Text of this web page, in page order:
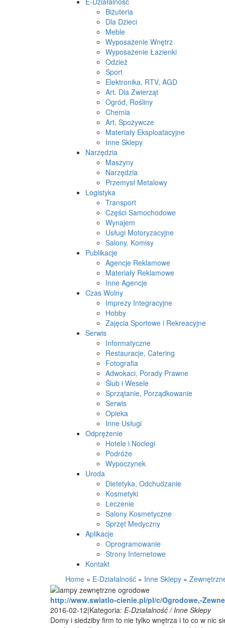
Biżuteria
Dla Dzieci
Meble
Wyposażenie Wnętrz
Wyposażenie Łazienki
Odzież
Sport
Elektronika, RTV, AGD
Art. Dla Zwierząt
Ogród, Rośliny
Chemia
Art. Spożywcze
Materiały Eksploatacyjne
Inne Sklepy
Narzędzia
Maszyny
Narzędzia
Przemysł Metalowy
Logistyka
Transport
Części Samochodowe
Wynajem
Usługi Motoryzacyjne
Salony, Komisy
Publikacje
Agencje Reklamowe
Materiały Reklamowe
Inne Agencje
Czas Wolny
Imprezy Integracyjne
Hobby
Zajęcia Sportowe i Rekreacyjne
Serwis
Informatyczne
Restauracje, Catering
Fotografia
Adwokaci, Porady Prawne
Ślub i Wesele
Sprzątanie, Porządkowanie
Serwis
Opieka
Inne Usługi
Odprężenie
Hotele i Noclegi
Podróże
Wypoczynek
Uroda
Dietetyka, Odchudzanie
Kosmetyki
Leczenie
Salony Kosmetyczne
Sprzęt Medyczny
Aplikacje
Oprogramowanie
Strony Internetowe
Kontakt
Home » E-Działalność » Inne Sklepy »
http://www.swiatlo-cienie.pl/pl/c/Ogrodowe,-
2016-02-12|Kategoria: E-Działalność / Inne Sklepy
Domy i siedziby firm to nie tylko wnętrza i to co w nic